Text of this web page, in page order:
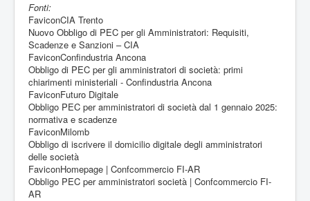
Fonti:
FaviconCIA Trento
Nuovo Obbligo di PEC per gli Amministratori: Requisiti,
Scadenze e Sanzioni – CIA
FaviconConfindustria Ancona
Obbligo di PEC per gli amministratori di società: primi
chiarimenti ministeriali - Confindustria Ancona
FaviconFuturo Digitale
Obbligo PEC per amministratori di società dal 1 gennaio 2025:
normativa e scadenze
FaviconMilomb
Obbligo di iscrivere il domicilio digitale degli amministratori
delle società
FaviconHomepage | Confcommercio FI-AR
Obbligo PEC per amministratori società | Confcommercio FI-
AR